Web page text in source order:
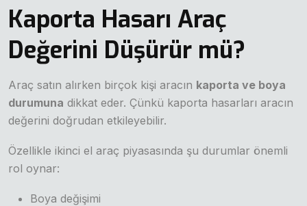
Kaporta Hasarı Araç
Değerini Düşürür mü?
Araç satın alırken birçok kişi aracın kaporta ve boya
durumuna dikkat eder. Çünkü kaporta hasarları aracın
değerini doğrudan etkileyebilir.
Özellikle ikinci el araç piyasasında şu durumlar önemli
rol oynar:
Boya değişimi